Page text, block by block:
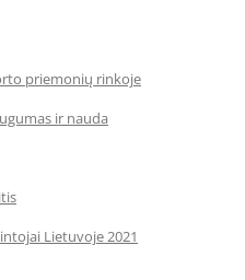
priemonių rinkoje
ir nauda
Lietuvoje 2021